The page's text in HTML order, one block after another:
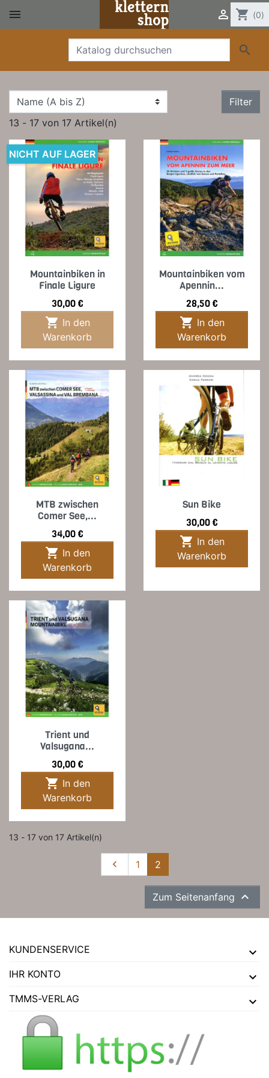
  shopping_cart (0)

Filter
13 - 17 von 17 Artikel(n)
Mountainbiken in
Finale Ligure
Preis
30,00 €

Warenkorb
NICHT AUF LAGER
Mountainbiken vom
Apennin...
Preis
28,50 €

Warenkorb
MTB zwischen
Comer See,...
Preis
34,00 €

Warenkorb
Sun Bike
Preis
30,00 €

Warenkorb
Trient und
Valsugana...
Preis
30,00 €

Warenkorb
13 - 17 von 17 Artikel(n)
Zurück
 1 2
Zum Seitenanfang 
KUNDENSERVICE
IHR KONTO
TMMS-VERLAG